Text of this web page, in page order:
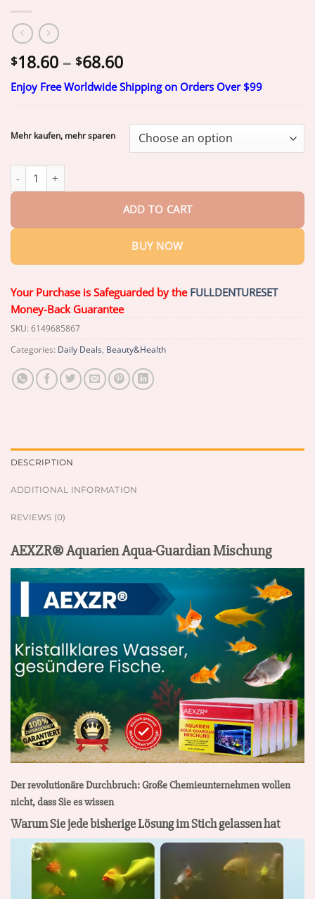
$18.60 – $68.60Price
range:
$18.60
$68.60
Enjoy Free Worldwide Shipping on Orders Over $99
Mehr kaufen, mehr sparen
Offizieller Shop | AEXZR® Aquarien Aqua-Guardian Mischung
ADD TO CART
BUY NOW
Your Purchase is Safeguarded by the FULLDENTURESET
Money-Back Guarantee
SKU: 6149685867
Categories: Daily Deals, Beauty&Health
DESCRIPTION
ADDITIONAL INFORMATION
REVIEWS (0)
AEXZR® Aquarien Aqua-Guardian Mischung
Der revolutionäre Durchbruch: Große Chemieunternehmen wollen
nicht, dass Sie es wissen
Warum Sie jede bisherige Lösung im Stich gelassen hat